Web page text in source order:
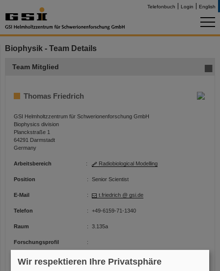
Telefonbuch Login English
Biophysik - Team Details
Team Mitglied
Thomas Friedrich
GSI Helmholtzzentrum für Schwerionenforschung GmbH
Biophysics division
Planckstraße 1
64291 Darmstadt
Germany
Arbeitsbereich : Radiobiological Modelling
Position : Senior Scientist
E-Mail : t.friedrich @ gsi.de
Telefon : +49-6159-71-1340
Raum : 3.135a
Forschungsprofil :
Research profile:
My research focus is to understand the effectiveness of ionizing radiation to
Wir respektieren Ihre Privatsphäre